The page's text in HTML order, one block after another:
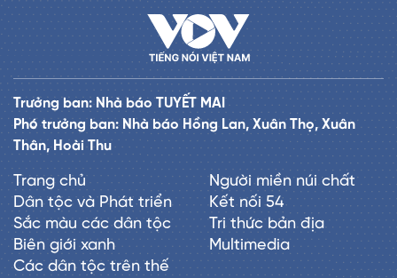
Trưởng ban: Nhà báo TUYẾT MAI
Phó trưởng ban: Nhà báo Hồng Lan, Xuân Thọ, Xuân
Thân, Hoài Thu
Trang chủ
Dân tộc và Phát triển
Sắc màu các dân tộc
Biên giới xanh
Các dân tộc trên thế
Người miền núi chất
Kết nối 54
Tri thức bản địa
Multimedia